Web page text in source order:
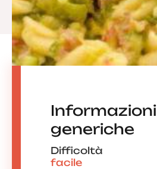
Informazioni
generiche
Difficoltà
facile